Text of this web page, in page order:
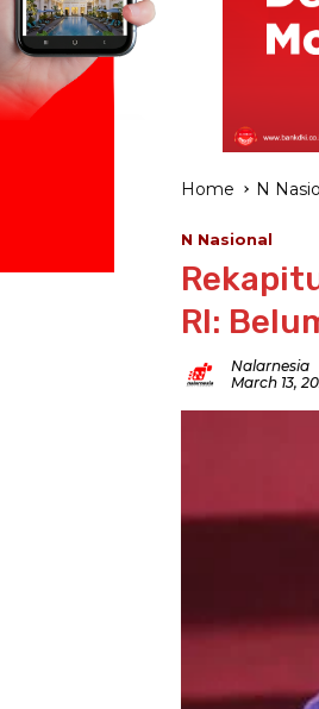
Home N
N Nasional
RI:
Nalarnesia
March 13,